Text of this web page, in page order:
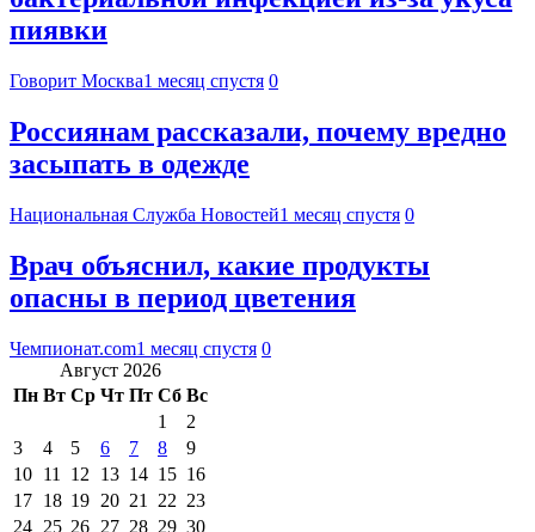
пиявки
Говорит Москва1 месяц спустя 0
Россиянам рассказали, почему вредно
засыпать в одежде
Национальная Служба Новостей1 месяц спустя 0
Врач объяснил, какие продукты
опасны в период цветения
Чемпионат.com1 месяц спустя 0
Август 2026
Пн Вт Ср Чт Пт Сб Вс
1
2
3
4 5 6 7 8
9
10 11 12 13 14 15 16
17 18 19 20 21 22 23
24 25 26 27 28 29 30